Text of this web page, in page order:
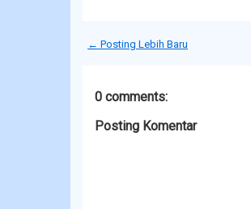
← Posting Lebih Baru
0 comments:
Posting Komentar